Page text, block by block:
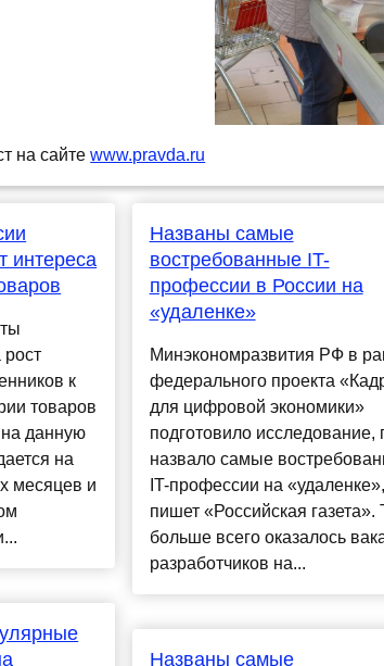
на сайтеwww.pravda.ru
интереса
к
товаров
данную
на
месяцев и
Названы самые
востребованные IT-
профессии в России на
«удаленке»
Минэкономразвития РФ в
федерального проекта
для цифровой экономики»
подготовило исследование,
назвало самые
IT-профессии на «удаленке»,
пишет «Российская газета».
больше всего оказалось
разработчиков на...
Названы самые